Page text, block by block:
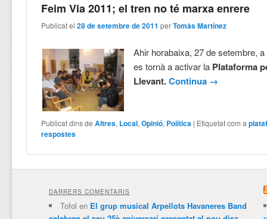
Feim Via 2011; el tren no té marxa enrere
Publicat el28 de setembre de 2011 perTomàs Martínez
Ahir horabaixa, 27 de setembre,
es tornà a activar la Plataforma
Llevant.Continua →
Publicat dins de Altres, Local,Opinió, Política | Etiquetat com a
respostes
DARRERS COMENTARIS
Tofol en El grup musical Arpellots Havaneres Band